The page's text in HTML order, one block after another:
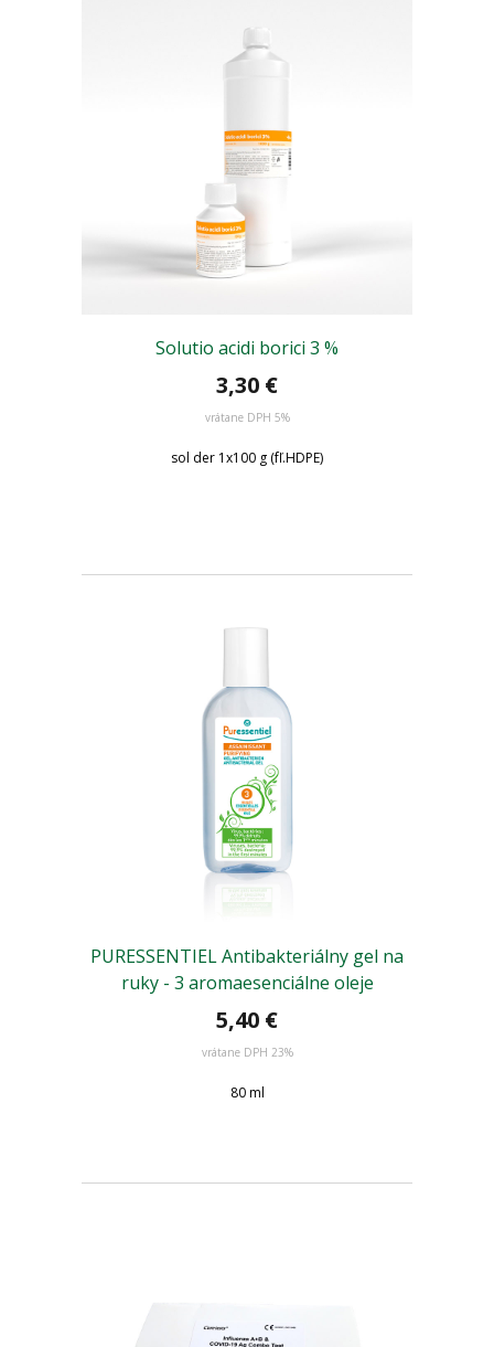
Solutio acidi borici 3 %
3,30 €
vrátane DPH 5%
sol der 1x100 g (fľ.HDPE)
PURESSENTIEL Antibakteriálny gel na
ruky - 3 aromaesenciálne oleje
5,40 €
vrátane DPH 23%
80 ml